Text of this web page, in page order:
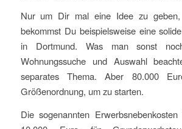
Nur um Dir mal eine Idee zu
bekommst Du beispielsweise eine
in Dortmund. Was man sonst
Wohnungssuche und Auswahl
separates Thema. Aber 80.000
Größenordnung, um zu starten.
Die sogenannten